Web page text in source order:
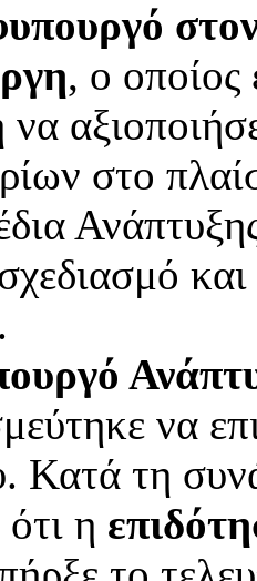
, ο
στο
να
Κατά τη
η